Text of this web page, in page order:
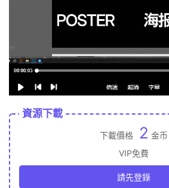
資源下載
下載價格 2 金币
VIP免費
請先登錄